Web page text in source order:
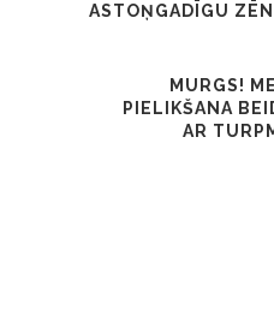
ASTOŅGADĪGU
MURGS!
PIELIKŠANA
AR